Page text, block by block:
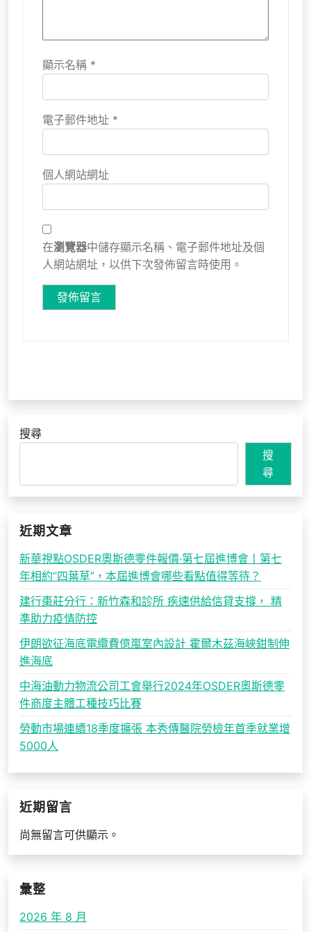
顯示名稱 *
電子郵件地址 *
個人網站網址
在瀏覽器中儲存顯示名稱、電子郵件地址及個
人網站網址，以供下次發佈留言時使用。
搜尋
搜
尋
近期文章
新華視點OSDER奧斯德零件報價·第七屆進博會丨第七
年相約“四葉草”，本屆進博會哪些看點值得等待？
建行棗莊分行：新竹森和診所 疾速供給信貸支撐， 精
準助力疫情防控
伊朗欲征海底電纜費億嵐室內設計 霍爾木茲海峽鉗制伸
進海底
中海油動力物流公司工會舉行2024年OSDER奧斯德零
件商度主體工種技巧比賽
勞動市場連續18季度擴張 本秀傳醫院勞檢年首季就業增
5000人
近期留言
尚無留言可供顯示。
彙整
2026 年 8 月